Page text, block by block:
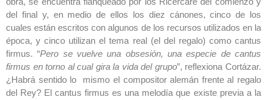
del final y, en medio de ellos los diez cánones, cinco de los
cuales están escritos con algunos de los recursos utilizados en la
época, y cinco utilizan el tema real (el del regalo) como cantus
firmus. “Pero se vuelve una obsesión, una especie de cantus
firmus en torno al cual gira la vida del grupo”, reflexiona Cortázar.
¿Habrá sentido lo mismo el compositor alemán frente al regalo
del Rey? El cantus firmus es una melodía que existe previa a la